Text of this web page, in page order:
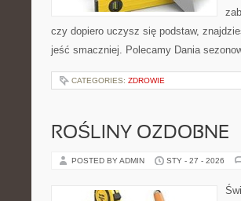
czy dopiero uczysz się podstaw,
jeść smaczniej. Polecamy Dania
CATEGORIES: ZDROWIE
ROŚLINY OZDOBNE
POSTED BY ADMIN STY - 27 - 2026